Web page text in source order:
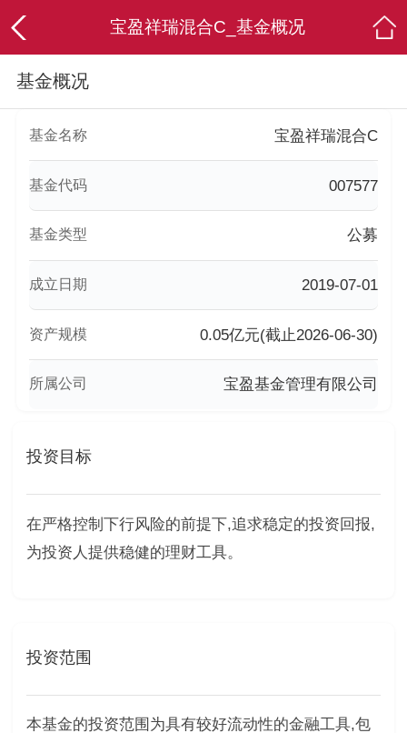
宝盈祥瑞混合C_基金概况
基金概况
基金名称 宝盈祥瑞混合C
基金代码 007577
基金类型 公募
成立日期 2019-07-01
资产规模 0.05亿元(截止2026-06-30)
所属公司 宝盈基金管理有限公司
投资目标
在严格控制下行风险的前提下,追求稳定的投资回报,
为投资人提供稳健的理财工具。
投资范围
本基金的投资范围为具有较好流动性的金融工具,包